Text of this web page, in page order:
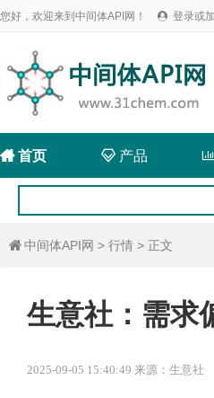
您好，欢迎来到中间体API网！  登录或
首页 产品 
 中间体API网 > 行情 > 正文
生意社：需求
2025-09-05 15:40:49 来源：生意社